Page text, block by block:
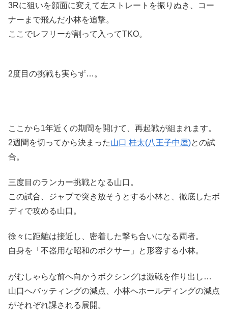
3Rに狙いを顔面に変えて左ストレートを振りぬき、コー
ナーまで飛んだ小林を追撃。
ここでレフリーが割って入ってTKO。
2度目の挑戦も実らず…。
ここから1年近くの期間を開けて、再起戦が組まれます。
2週間を切ってから決まった山口 桂太(八王子中屋)との試
合。
三度目のランカー挑戦となる山口。
この試合、ジャブで突き放そうとする小林と、徹底したボ
ディで攻める山口。
徐々に距離は接近し、密着した撃ち合いになる両者。
自身を「不器用な昭和のボクサー」と形容する小林。
がむしゃらな前へ向かうボクシングは激戦を作り出し…
山口へバッティングの減点、小林へホールディングの減点
がそれぞれ課される展開。